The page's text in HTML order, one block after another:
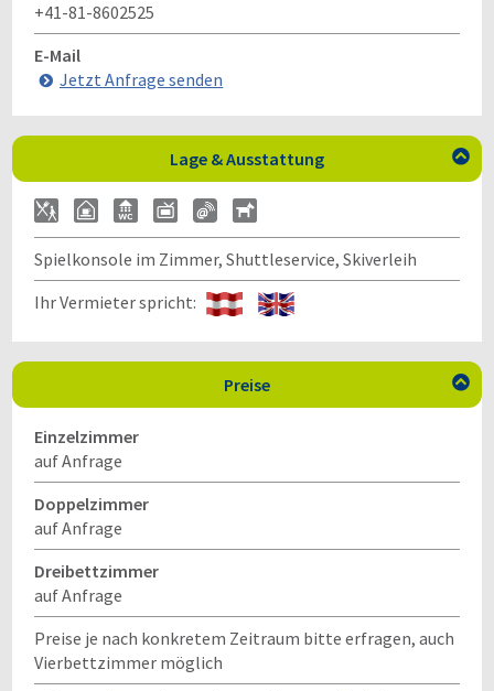
+41-81-8602525
E-Mail
Jetzt Anfrage senden
Lage & Ausstattung 
Spielkonsole im Zimmer, Shuttleservice, Skiverleih
Ihr Vermieter spricht:
Preise 
Einzelzimmer
auf Anfrage
Doppelzimmer
auf Anfrage
Dreibettzimmer
auf Anfrage
Preise je nach konkretem Zeitraum bitte erfragen, auch
Vierbettzimmer möglich